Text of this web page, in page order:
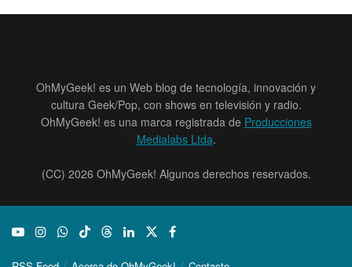
OhMyGeek! es un Web blog de tecnología, innovación y
cultura Geek/Pop, con shows en televisión y radio.
OhMyGeek! es una marca registrada de Producciones
Medialabs Ltda.
(CC) 2026 OhMyGeek! Algunos derechos reservados.